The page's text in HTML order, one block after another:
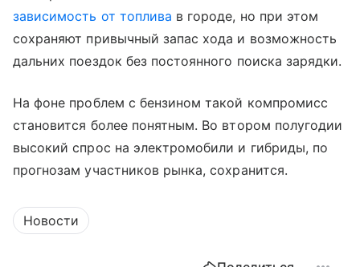
зависимость от топлива в городе, но при этом
сохраняют привычный запас хода и возможность
дальних поездок без постоянного поиска зарядки.
На фоне проблем с бензином такой компромисс
становится более понятным. Во втором полугодии
высокий спрос на электромобили и гибриды, по
прогнозам участников рынка, сохранится.
Новости